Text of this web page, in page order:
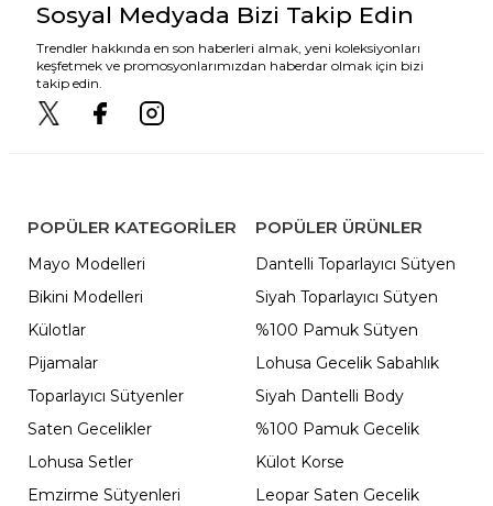
Sosyal Medyada Bizi Takip Edin
Trendler hakkında en son haberleri almak, yeni koleksiyonları
keşfetmek ve promosyonlarımızdan haberdar olmak için bizi
takip edin.
POPÜLER KATEGORILER
Mayo Modelleri
Bikini Modelleri
Külotlar
Pijamalar
Toparlayıcı Sütyenler
Saten Gecelikler
Lohusa Setler
Emzirme Sütyenleri
POPÜLER ÜRÜNLER
Dantelli Toparlayıcı Sütyen
Siyah Toparlayıcı Sütyen
%100 Pamuk Sütyen
Lohusa Gecelik Sabahlık
Siyah Dantelli Body
%100 Pamuk Gecelik
Külot Korse
Leopar Saten Gecelik